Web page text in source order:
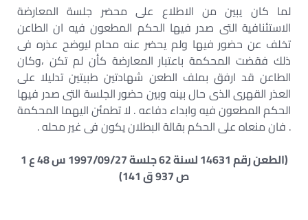
لما كان يبين من الاطلاع على محضر جلسة المعارضة
الاستئنافية التى صدر فيها الحكم المطعون فيه ان الطاعن
تخلف عن حضور فيها ولم يحضر عنه محام ليوضح عذره فى
ذلك فقضت المحكمة باعتبار المعارضة كأن لم تكن ،وكان
الطاعن قد ارفق بملف الطعن شهادتين طبيتين تدليلا على
العذر القهرى الذى حال بينه وبين حضور الجلسة التى صدر فيها
الحكم المطعون فيه وابداء دفاعه . لا تطمئن اليهما المحكمة
. فان منعاه على الحكم بقالة البطلان يكون فى غير محله .
(الطعن رقم 14631 لسنة 62 جلسة 1997/09/27 س 48 ع 1
ص 937 ق 141)